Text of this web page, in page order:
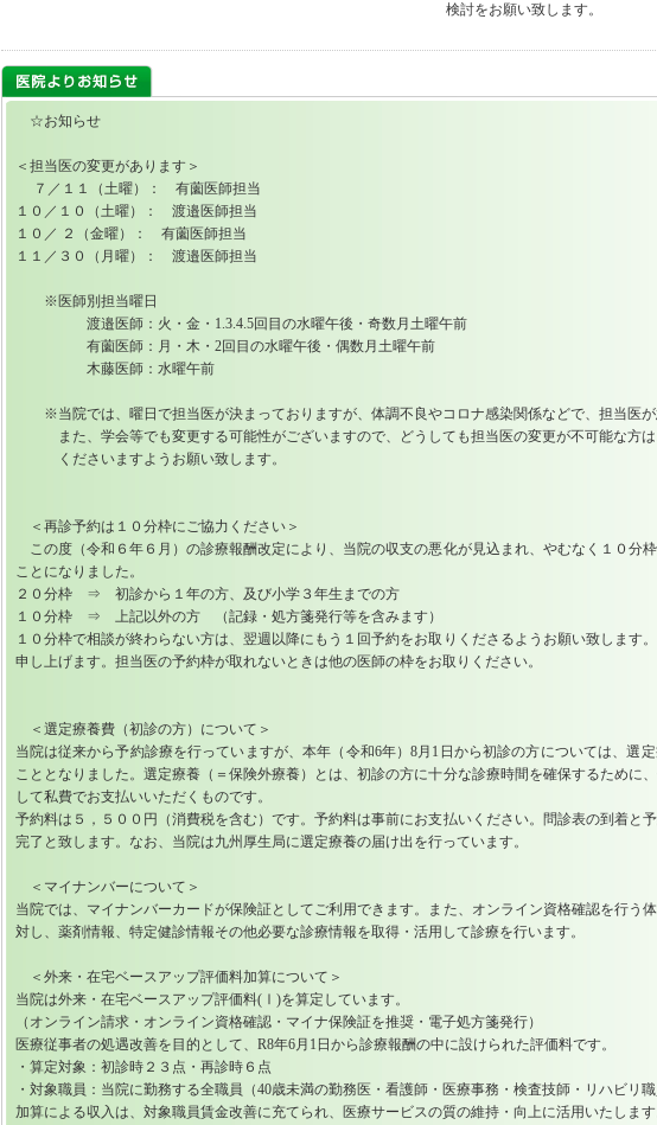
検討をお願い致します。
☆お知らせ
＜担当医の変更があります＞
７／１１（土曜）： 有薗医師担当
１０／１０（土曜）： 渡邉医師担当
１０／ ２（金曜）： 有薗医師担当
１１／３０（月曜）： 渡邉医師担当
※医師別担当曜日
渡邉医師：火・金・1.3.4.5回目の水曜午後・奇数月土曜午前
有薗医師：月・木・2回目の水曜午後・偶数月土曜午前
木藤医師：水曜午前
※当院では、曜日で担当医が決まっておりますが、体調不良やコロナ感染関係などで、担当医が
また、学会等でも変更する可能性がございますので、どうしても担当医の変更が不可能な方は
くださいますようお願い致します。
＜再診予約は１０分枠にご協力ください＞
この度（令和６年６月）の診療報酬改定により、当院の収支の悪化が見込まれ、やむなく１０分
ことになりました。
２０分枠 ⇒ 初診から１年の方、及び小学３年生までの方
１０分枠 ⇒ 上記以外の方 （記録・処方箋発行等を含みます）
１０分枠で相談が終わらない方は、翌週以降にもう１回予約をお取りくださるようお願い致します
申し上げます。担当医の予約枠が取れないときは他の医師の枠をお取りください。
＜選定療養費（初診の方）について＞
当院は従来から予約診療を行っていますが、本年（令和6年）8月1日から初診の方については、選
こととなりました。選定療養（＝保険外療養）とは、初診の方に十分な診療時間を確保するために
して私費でお支払いいただくものです。
予約料は５，５００円（消費税を含む）です。予約料は事前にお支払いください。問診表の到着と
完了と致します。なお、当院は九州厚生局に選定療養の届け出を行っています。
＜マイナンバーについて＞
当院では、マイナンバーカードが保険証としてご利用できます。また、オンライン資格確認を行
対し、薬剤情報、特定健診情報その他必要な診療情報を取得・活用して診療を行います。
＜外来・在宅ベースアップ評価料加算について＞
当院は外来・在宅ベースアップ評価料(Ⅰ)を算定しています。
（オンライン請求・オンライン資格確認・マイナ保険証を推奨・電子処方箋発行）
医療従事者の処遇改善を目的として、R8年6月1日から診療報酬の中に設けられた評価料です。
・算定対象：初診時２３点・再診時６点
・対象職員：当院に勤務する全職員（40歳未満の勤務医・看護師・医療事務・検査技師・リハビリ
加算による収入は、対象職員賃金改善に充てられ、医療サービスの質の維持・向上に活用いたします